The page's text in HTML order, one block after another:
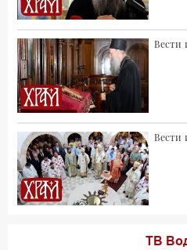
Вести
Вести
ТВ